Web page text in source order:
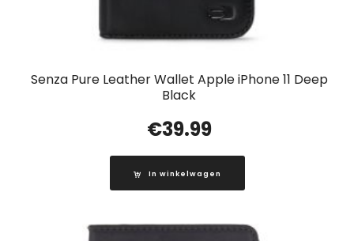
Senza Pure Leather Wallet Apple iPhone 11 Deep
Black
€39.99
In winkelwagen